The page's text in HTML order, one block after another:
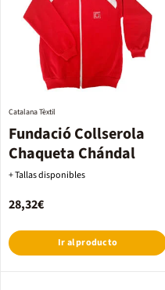
Fundació Collserola
Chaqueta Chándal
Catalana Tèxtil
+ Tallas disponibles
28,32€
Ir al producto